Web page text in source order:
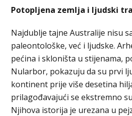
Potopljena zemlja i ljudski
Najdublje tajne Australije nisu
paleontološke, već i ljudske.
pećina i skloništa u stijenama,
Nularbor, pokazuju da su prvi
kontinent prije više desetina
prilagođavajući se ekstremno
Njihova istorija je urezana u